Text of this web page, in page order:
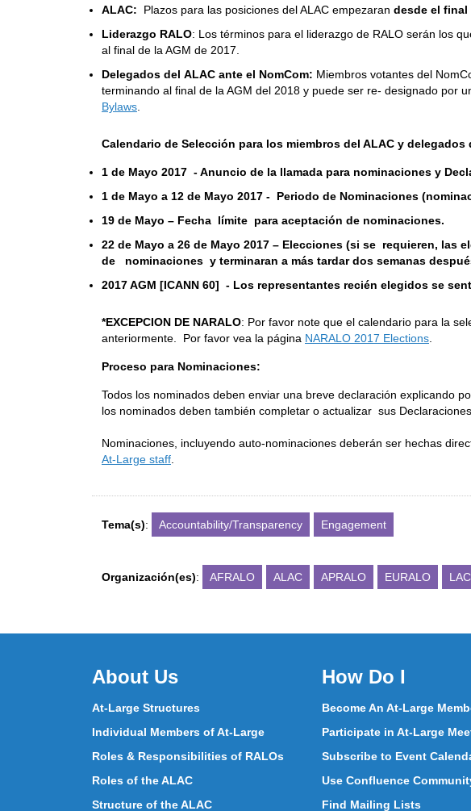
ALAC: Plazos para las posiciones del ALAC empezaran desde el final
Liderazgo RALO: Los términos para el liderazgo de RALO serán los
al final de la AGM de 2017.
Delegados del ALAC ante el NomCom: Miembros votantes del
terminando al final de la AGM del 2018 y puede ser re- designado por
Bylaws
Calendario de Selección para los miembros del ALAC y delegados
1 de Mayo 2017 - Anuncio de la llamada para nominaciones y
1 de Mayo a 12 de Mayo 2017 - Periodo de Nominaciones
19 de Mayo – Fecha límite para aceptación de nominaciones.
22 de Mayo a 26 de Mayo 2017 – Elecciones (si se requieren, las
de nominaciones y terminaran a más tardar dos semanas
2017 AGM [ICANN 60] - Los representantes recién elegidos se
*EXCEPCION DE NARALO: Por favor note que el calendario para la
anteriormente. Por favor vea la página NARALO 2017 Elections
Proceso para Nominaciones:
Todos los nominados deben enviar una breve declaración explicando
los nominados deben también completar o actualizar sus
Nominaciones, incluyendo auto-nominaciones deberán ser hechas
At-Large staff
Tema(s): Accountability/Transparency Engagement
Organización(es): AFRALO ALAC APRALO EURALO
About Us
At-Large Structures
Individual Members of At-Large
Roles & Responsibilities of RALOs
Roles of the ALAC
Structure of the ALAC
How Do I
Become An At-Large
Participate in At-Large
Subscribe to Event
Use Confluence
Find Mailing Lists